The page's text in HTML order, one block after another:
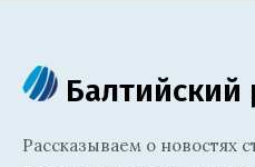
Балтийский
Рассказываем о новостях